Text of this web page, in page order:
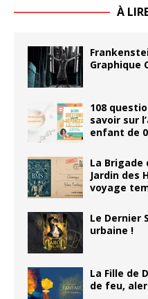
À
Graphique
108
savoir sur
enfant de
La Brigade
Jardin des
voyage
Le Dernier
urbaine !
La Fille de
de feu,